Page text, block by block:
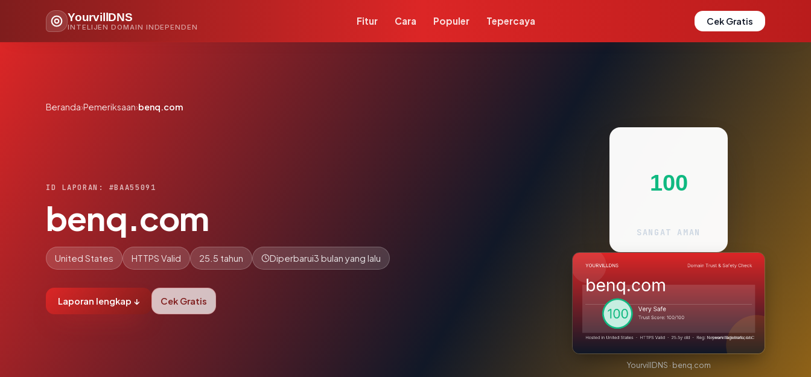
YourvillDNS
INTELIJEN DOMAIN INDEPENDEN
Fitur Cara Populer Tepercaya Cek Gratis
Beranda›Pemeriksaan›benq.com
ID LAPORAN: #BAA55091
benq.com
United States HTTPS Valid 25.5 tahun Diperbarui3 bulan yang lalu
Laporan lengkap ↓ Cek Gratis
100
SANGAT AMAN
YourvillDNS · benq.com